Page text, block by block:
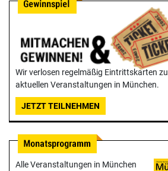
Wir verlosen regelmäßig Eintrittskarten zu
aktuellen Veranstaltungen in München.
JETZT TEILNEHMEN
Alle Veranstaltungen in München